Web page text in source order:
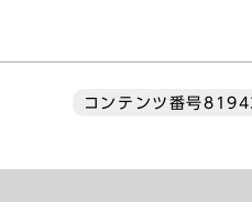
コンテンツ番号